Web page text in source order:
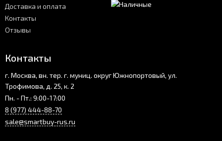
Доставка и оплата
Контакты
Отзывы
Контакты
г. Москва, вн. тер. г. муниц. округ Южнопортовый, ул.
Трофимова, д. 25, к. 2
Пн. - Пт.: 9:00-17:00
8 (977) 444-88-70
sale@smartbuy-rus.ru